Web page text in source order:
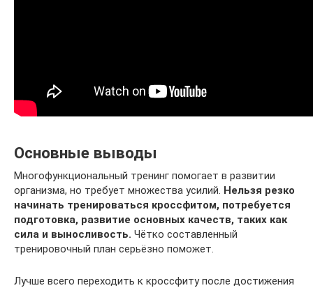
Основные выводы
Многофункциональный тренинг помогает в развитии
организма, но требует множества усилий. Нельзя резко
начинать тренироваться кроссфитом, потребуется
подготовка, развитие основных качеств, таких как
сила и выносливость. Чётко составленный
тренировочный план серьёзно поможет.
Лучше всего переходить к кроссфиту после достижения